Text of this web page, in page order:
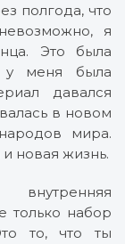
полгода, что
я
Это была
у меня была
давался
в новом
мира.
новая жизнь.
только набор
то, что ты